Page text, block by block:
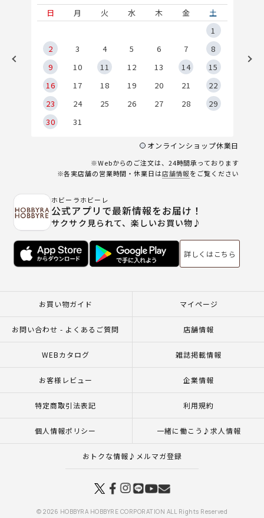
日
月 火 水 木 金
土
1
2
3 4 5 6 7
8
9
10 11 12 13 14
15
16
17 18 19 20 21
22
23
24 25 26 27 28
29
30
31
オンラインショップ休業日
※Webからのご注文は、24時間承っております
※各実店舗の営業時間・休業日は店舗情報をご覧ください
ホビーラホビーレ
公式アプリで最新情報をお届け！
サクサク見られて、楽しいお買い物♪
詳しくはこちら
お買い物ガイド マイページ
お問い合わせ - よくあるご質問 店舗情報
WEBカタログ 雑誌掲載情報
お客様レビュー 企業情報
特定商取引法表記 利用規約
個人情報ポリシー 一緒に働こう♪求人情報
おトクな情報♪メルマガ登録
© 2026 HOBBYRA HOBBYRE CORPORATION ALL Rights Reserved